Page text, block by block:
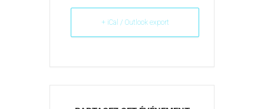
+ iCal / Outlook export